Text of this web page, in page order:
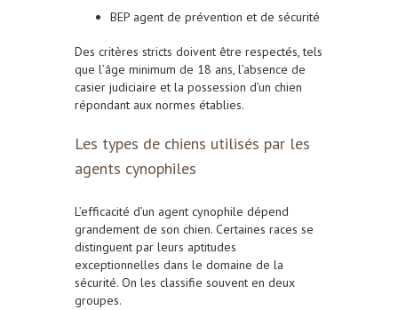
BEP agent de prévention et de sécurité
Des critères stricts doivent être respectés, tels
que l’âge minimum de 18 ans, l’absence de
casier judiciaire et la possession d’un chien
répondant aux normes établies.
Les types de chiens utilisés par les
agents cynophiles
L’efficacité d’un agent cynophile dépend
grandement de son chien. Certaines races se
distinguent par leurs aptitudes
exceptionnelles dans le domaine de la
sécurité. On les classifie souvent en deux
groupes.